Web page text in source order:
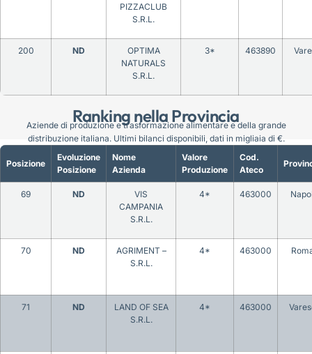
Ranking nella Provincia
PIZZACLUB
S.R.L.
200 ND
OPTIMA
NATURALS
S.R.L.
3* 463890
Posizione
Evoluzione
Posizione
Nome
Azienda
Valore
Produzione
Cod.
Ateco
69 ND
VIS
CAMPANIA
S.R.L.
4* 463000
70 ND
AGRIMENT –
S.R.L.
4* 463000
71 ND
LAND OF SEA
S.R.L.
4* 463000
Aziende di produzione e trasformazione alimentare e della grande
distribuzione italiana. Ultimi bilanci disponibili, dati in migliaia di €.